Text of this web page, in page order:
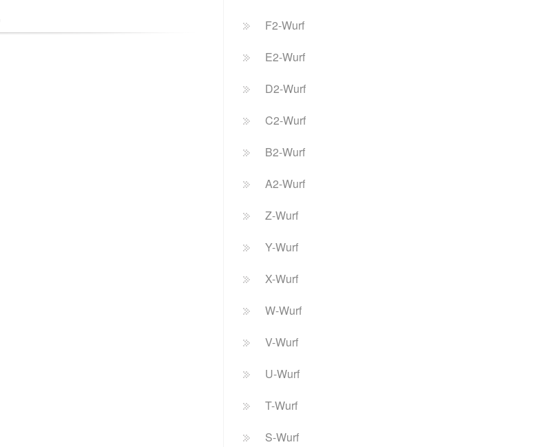
F2-Wurf
E2-Wurf
D2-Wurf
C2-Wurf
B2-Wurf
A2-Wurf
Z-Wurf
Y-Wurf
X-Wurf
W-Wurf
V-Wurf
U-Wurf
T-Wurf
S-Wurf